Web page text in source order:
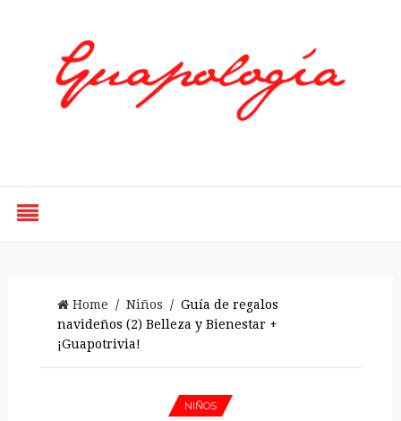
Home / Niños / Guía de regalos
navideños (2) Belleza y Bienestar +
¡Guapotrivia!
NIÑOS